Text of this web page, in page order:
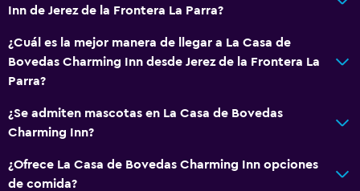
Inn de Jerez de la Frontera La Parra?
¿Cuál es la mejor manera de llegar a La Casa de
Bovedas Charming Inn desde Jerez de la Frontera La
Parra?
¿Se admiten mascotas en La Casa de Bovedas
Charming Inn?
¿Ofrece La Casa de Bovedas Charming Inn opciones
de comida?